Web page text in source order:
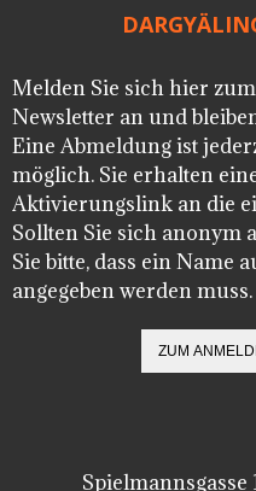
Melden Sie sich hier
Newsletter an und
Eine Abmeldung ist
möglich. Sie erhalten
Aktivierungslink an die
Sollten Sie sich anonym
Sie bitte, dass ein Name
angegeben werden muss.